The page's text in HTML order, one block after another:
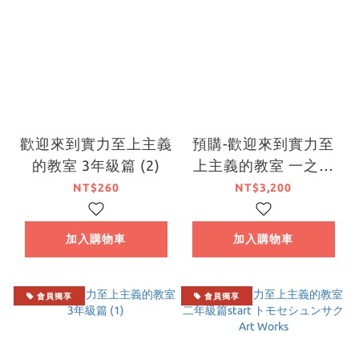
歡迎來到實力至上主義
的教室 3年級篇 (2)
NT$260
加入購物車
預購-歡迎來到實力至
上主義的教室 一之瀨
帆波 角色設定書 等身
大掛軸特裝版【日文
書】
NT$3,200
加入購物車
會員獨享 會員獨享